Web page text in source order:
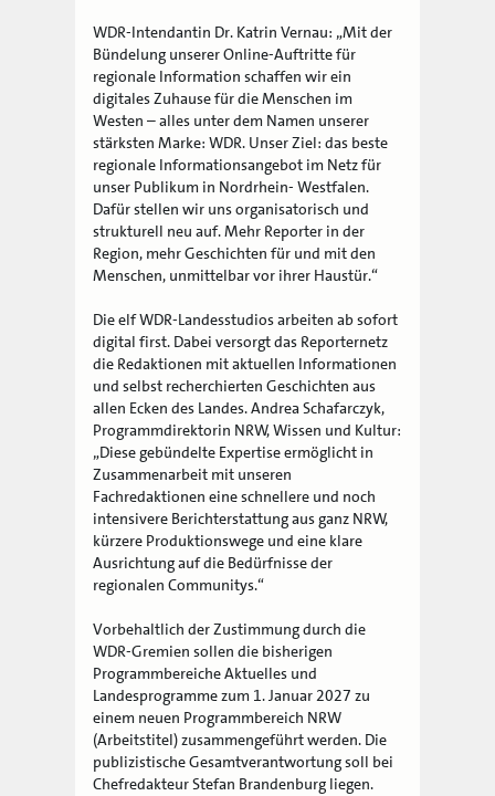
WDR-Intendantin Dr. Katrin Vernau: „Mit der
Bündelung unserer Online-Auftritte für
regionale Information schaffen wir ein
digitales Zuhause für die Menschen im
Westen – alles unter dem Namen unserer
stärksten Marke: WDR. Unser Ziel: das beste
regionale Informationsangebot im Netz für
unser Publikum in Nordrhein- Westfalen.
Dafür stellen wir uns organisatorisch und
strukturell neu auf. Mehr Reporter in der
Region, mehr Geschichten für und mit den
Menschen, unmittelbar vor ihrer Haustür.“
Die elf WDR-Landesstudios arbeiten ab sofort
digital first. Dabei versorgt das Reporternetz
die Redaktionen mit aktuellen Informationen
und selbst recherchierten Geschichten aus
allen Ecken des Landes. Andrea Schafarczyk,
Programmdirektorin NRW, Wissen und Kultur:
„Diese gebündelte Expertise ermöglicht in
Zusammenarbeit mit unseren
Fachredaktionen eine schnellere und noch
intensivere Berichterstattung aus ganz NRW,
kürzere Produktionswege und eine klare
Ausrichtung auf die Bedürfnisse der
regionalen Communitys.“
Vorbehaltlich der Zustimmung durch die
WDR-Gremien sollen die bisherigen
Programmbereiche Aktuelles und
Landesprogramme zum 1. Januar 2027 zu
einem neuen Programmbereich NRW
(Arbeitstitel) zusammengeführt werden. Die
publizistische Gesamtverantwortung soll bei
Chefredakteur Stefan Brandenburg liegen.